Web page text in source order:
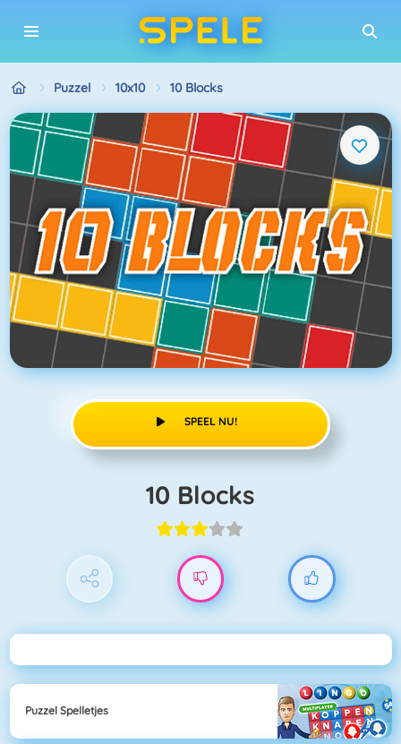
Puzzel 10x10 10 Blocks
SPEEL NU!
10 Blocks
Puzzel Spelletjes